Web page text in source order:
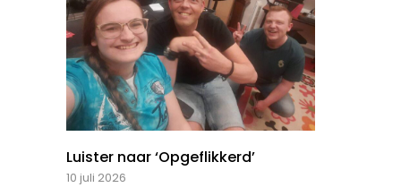
Luister naar ‘Opgeflikkerd’
10 juli 2026